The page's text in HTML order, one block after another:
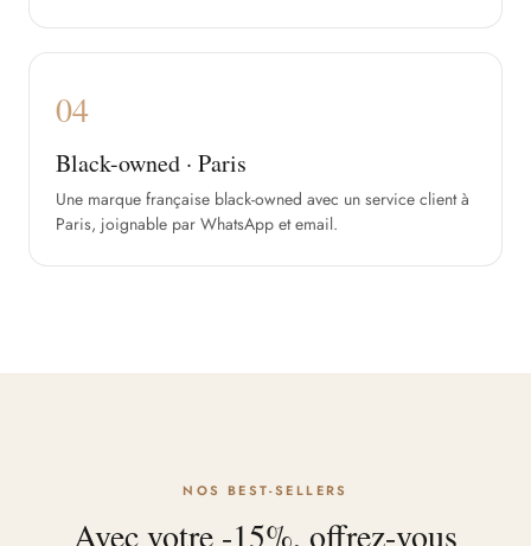
04
Black-owned · Paris
Une marque française black-owned avec un service client à
Paris, joignable par WhatsApp et email.
NOS BEST-SELLERS
Avec votre -15%, offrez-vous